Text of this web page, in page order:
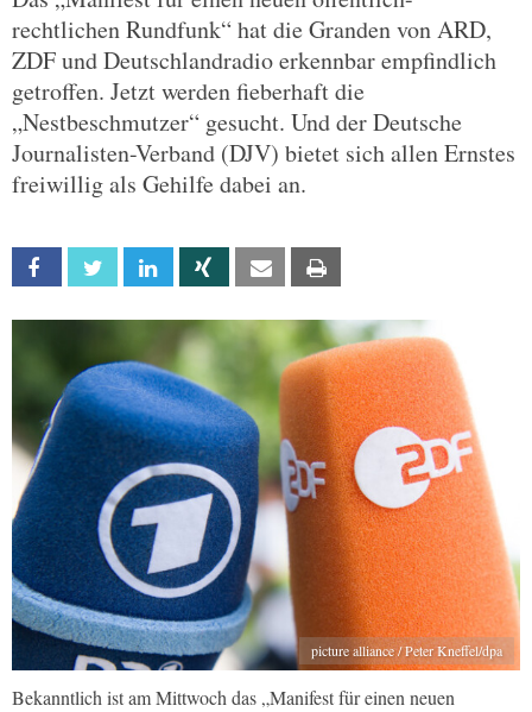
rechtlichen Rundfunk“ hat die Granden von ARD,
ZDF und Deutschlandradio erkennbar empfindlich
getroffen. Jetzt werden fieberhaft die
„Nestbeschmutzer“ gesucht. Und der Deutsche
Journalisten-Verband (DJV) bietet sich allen Ernstes
freiwillig als Gehilfe dabei an.
Facebook Twitter Linkedin Xing Email
picture alliance / Peter Kneffel/dpa
Bekanntlich ist am Mittwoch das „Manifest für einen neuen